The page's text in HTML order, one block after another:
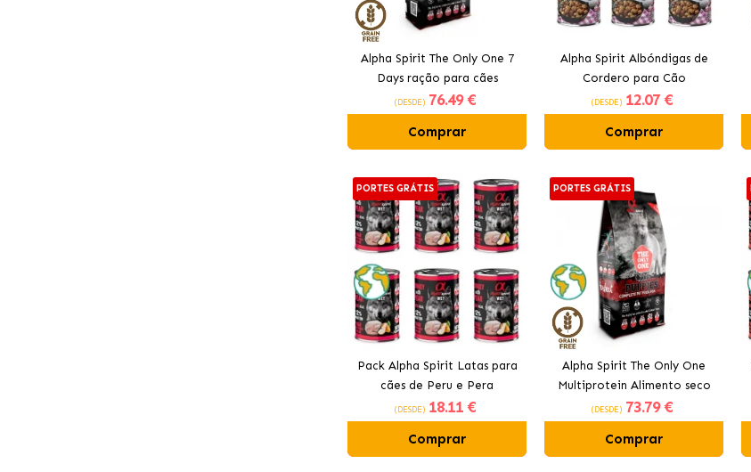
Alpha Spirit The Only One 7
Days ração para cães
(DESDE) 76.49 €
Comprar
Alpha Spirit Albóndigas de
Cordero para Cão
(DESDE) 12.07 €
Comprar
PORTES GRÁTIS
Pack Alpha Spirit Latas para
cães de Peru e Pera
(DESDE) 18.11 €
Comprar
PORTES GRÁTIS
Alpha Spirit The Only One
Multiprotein Alimento seco
para filhotes
(DESDE) 73.79 €
Comprar